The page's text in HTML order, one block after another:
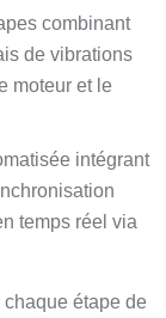
combinant
de vibrations
moteur et le
intégrant
temps réel via
étape de